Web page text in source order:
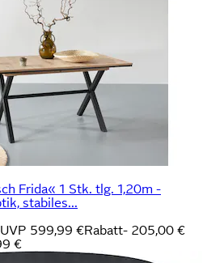
Frida« 1 Stk. tlg. 1,20m -
stabiles...
UVP 599,99 €Rabatt- 205,00 €
€